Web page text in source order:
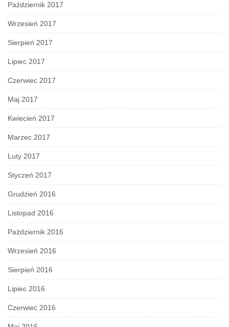
Październik 2017
Wrzesień 2017
Sierpień 2017
Lipiec 2017
Czerwiec 2017
Maj 2017
Kwiecień 2017
Marzec 2017
Luty 2017
Styczeń 2017
Grudzień 2016
Listopad 2016
Październik 2016
Wrzesień 2016
Sierpień 2016
Lipiec 2016
Czerwiec 2016